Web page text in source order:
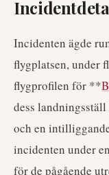
Incidenten ägde
flygplatsen, under
flygprofilen för **
dess
och en
incidenten under
för de pågående